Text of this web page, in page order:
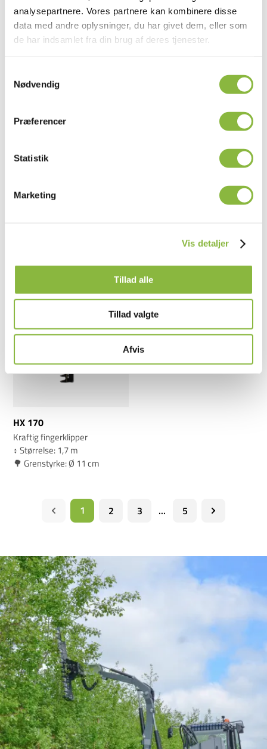
analysepartnere. Vores partnere kan kombinere disse
data med andre oplysninger, du har givet dem, eller som
de har indsamlet fra din brug af deres tjenester.
Nødvendig
Præferencer
Statistik
Marketing
Vis detaljer
Tillad alle
Tillad valgte
Afvis
Hæk- og hegnsklipper
↕️ Størrelse: 2,1 m
Hæk- og hegnsklipper
HX 170
Kraftig fingerklipper
↕️ Størrelse: 1,7 m
🌳 Grenstyrke: Ø 11 cm
1 2 3 ... 5